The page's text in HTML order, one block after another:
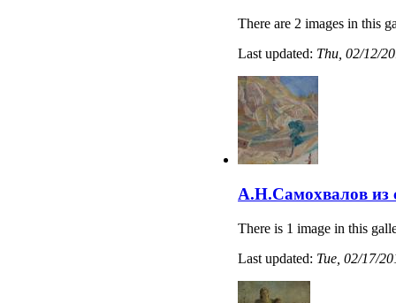
There are 2 images in this
Last updated: Thu, 02/12/
А.Н.Самохвалов
There is 1 image in this
Last updated: Tue, 02/17/